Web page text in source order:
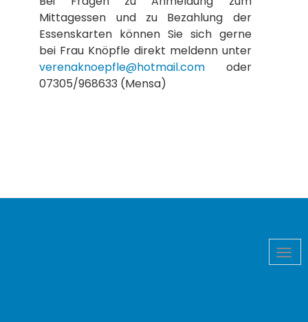
Mittagessen und zu Bezahlung der
Essenskarten können Sie sich gerne
bei Frau Knöpfle direkt meldenn unter
verenaknoepfle@hotmail.com oder
07305/968633 (Mensa)